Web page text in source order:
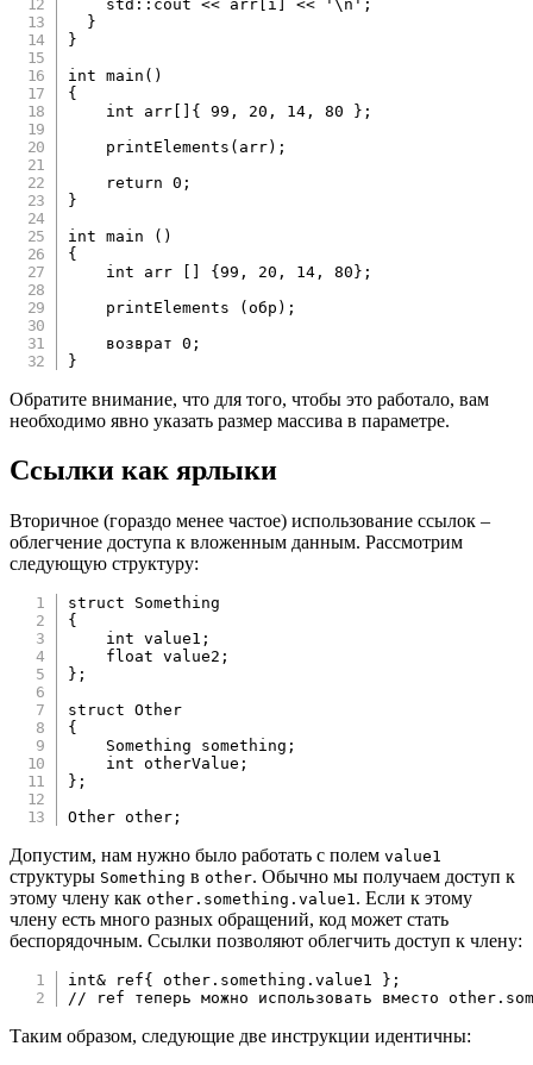
    std
:: cout << arr i << '\n' ;
}
}
int
main ( )
{
int arr [ ] { 99 , 20 , 14 , 80 } ;
printElements ( arr) ;
return
0 ;
}
int
main ( )
{
int arr [ ] {99 , 20 , 14 , 80} ;
printElements
(обр ) ;
    возврат
0 ;
}
Обратите внимание, что для того, чтобы это работало, вам
необходимо явно указать размер массива в параметре.
Ссылки как ярлыки
Вторичное (гораздо менее частое) использование ссылок –
облегчение доступа к вложенным данным. Рассмотрим
следующую структуру:
struct
Something
{
int value1 ;
float value2 ;
} ;
struct
Other
{
    Something something
;
int otherValue ;
} ;
Other other ;
Допустим, нам нужно было работать с полем value1
структуры Something в other. Обычно мы получаем доступ к
этому члену как other.something.value1. Если к этому
члену есть много разных обращений, код может стать
беспорядочным. Ссылки позволяют облегчить доступ к члену:
int& ref{ other . something .value1 } ;
// ref теперь можно использовать вместо
Таким образом, следующие две инструкции идентичны: